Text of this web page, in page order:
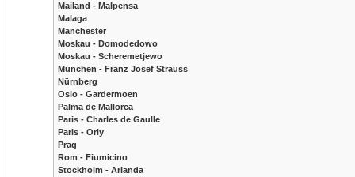
Mailand - Malpensa
Malaga
Manchester
Moskau - Domodedowo
Moskau - Scheremetjewo
München - Franz Josef Strauss
Nürnberg
Oslo - Gardermoen
Palma de Mallorca
Paris - Charles de Gaulle
Paris - Orly
Prag
Rom - Fiumicino
Stockholm - Arlanda